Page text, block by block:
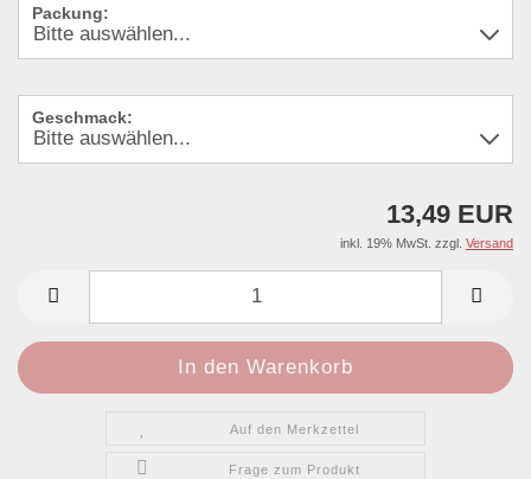
Packung:
Geschmack:
13,49 EUR
inkl. 19% MwSt. zzgl. Versand
Auf den Merkzettel
Frage zum Produkt